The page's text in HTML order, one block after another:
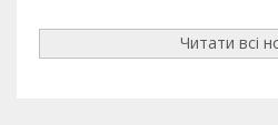
Читати всі